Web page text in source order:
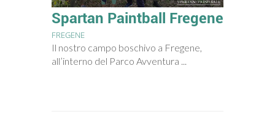
Spartan Paintball Fregene
FREGENE
Il nostro campo boschivo a Fregene,
all’interno del Parco Avventura ...